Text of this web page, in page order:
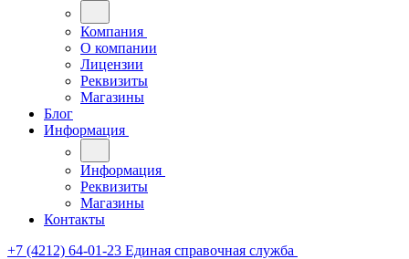
Компания
О компании
Лицензии
Реквизиты
Магазины
Блог
Информация
Информация
Реквизиты
Магазины
Контакты
+7 (4212) 64-01-23 Единая справочная служба